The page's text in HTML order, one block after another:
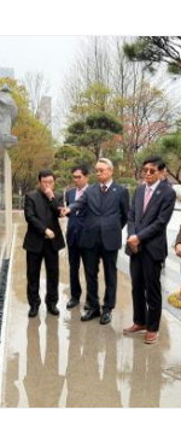
기간
자신보다 더 큰 대의를
바친 미국과 대한민국
되새깁니다. 그들의 희
사의 한 순간을 지켜낸
않았습니다. 그것은 양
인 동반자 관계의 토대
께 만들어
장에서의 공동 희생을
안보를 위한 굳건한
전해 왔습니다. 오늘날
은 현재 복무중인 한미
니라, 그들의 봉사의 의
는 다음 세대 속에서도
고 있습니다. 희생된
람의 삶에는 의무와